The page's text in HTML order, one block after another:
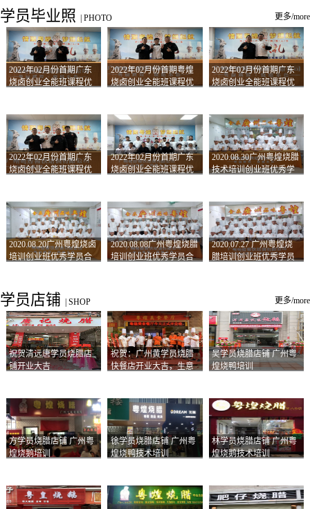
学员毕业照 PHOTO 更多/more
2022年02月份首期广东
烧卤创业全能班课程优
2022年02月份首期粤煌
烧卤创业全能班课程优
2022年02月份首期广东
烧卤创业全能班课程优
2022年02月份首期广东
烧卤创业全能班课程优
2022年02月份首期广东
烧卤创业全能班课程优
2020.08.30广州粤煌烧腊
技术培训创业班优秀学
2020.08.20广州粤煌烧卤
培训创业班优秀学员合
2020.08.08广州粤煌烧腊
培训创业班优秀学员合
2020.07.27 广州粤煌烧
腊培训创业班优秀学员
学员店铺 SHOP 更多/more
祝贺清远唐学员烧腊店
铺开业大吉
祝贺：广州黄学员烧腊
快餐店开业大吉，生意
吴学员烧腊店铺 广州粤
煌烧鸭培训
方学员烧腊店铺 广州粤
煌烧鹅培训
徐学员烧腊店铺 广州粤
煌烧鸭技术培训
林学员烧腊店铺 广州粤
煌烧鹅技术培训